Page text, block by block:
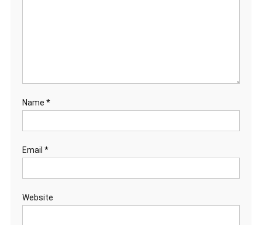
Name *
Email *
Website